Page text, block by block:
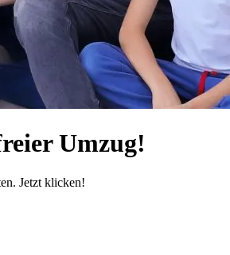
Umzug!
Jetzt klicken!